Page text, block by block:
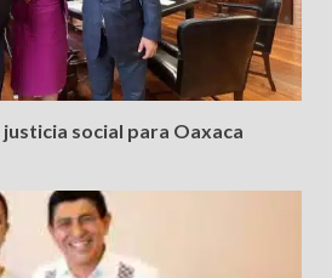
justicia social para Oaxaca